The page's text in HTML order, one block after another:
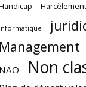
Informatique
Management
NAO Non